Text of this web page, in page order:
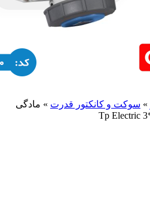
» سوکت و کانکتور قدرت » مادگی